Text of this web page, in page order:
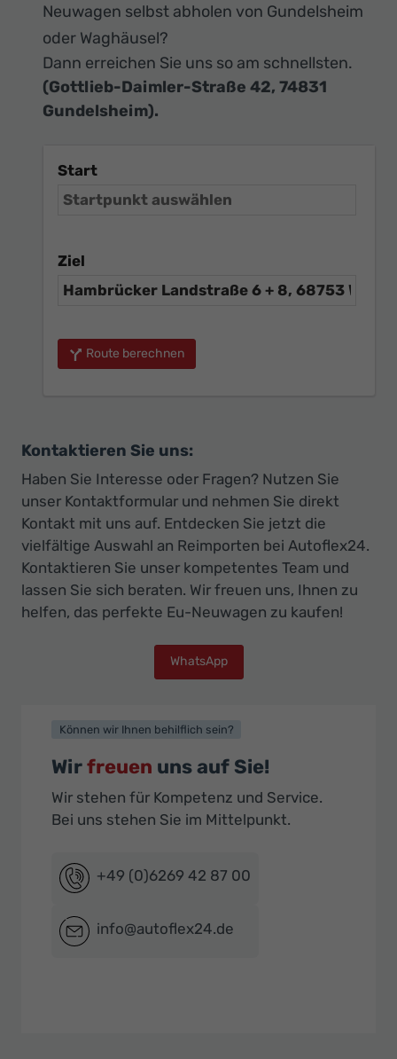
Neuwagen selbst abholen von Gundelsheim
oder Waghäusel?
Dann erreichen Sie uns so am schnellsten.
(Gottlieb-Daimler-Straße 42, 74831
Gundelsheim).
Start
Ziel
Route berechnen
Kontaktieren Sie uns:
Haben Sie Interesse oder Fragen? Nutzen Sie
unser Kontaktformular und nehmen Sie direkt
Kontakt mit uns auf. Entdecken Sie jetzt die
vielfältige Auswahl an Reimporten bei Autoflex24.
Kontaktieren Sie unser kompetentes Team und
lassen Sie sich beraten. Wir freuen uns, Ihnen zu
helfen, das perfekte Eu-Neuwagen zu kaufen!
WhatsApp
Können wir Ihnen behilflich sein?
Wirfreuen uns auf Sie!
Wir stehen für Kompetenz und Service.
Bei uns stehen Sie im Mittelpunkt.
+49 (0)6269 42 87 00
info@autoflex24.de